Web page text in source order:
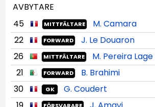
AVBYTARE
45
MITTFÄLTARE M. Camara
22 FORWARD J. Le Douaron
26 MITTFÄLTARE M. Pereira Lage
21 FORWARD B. Brahimi
30 GK
G. Coudert
FÖRSVARARE